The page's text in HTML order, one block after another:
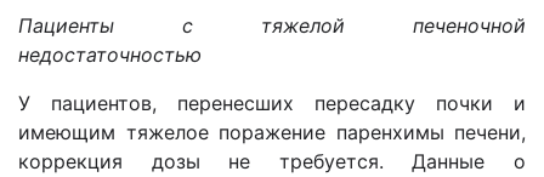
Пациенты с тяжелой печеночной
недостаточностью
У пациентов, перенесших пересадку почки и
имеющим тяжелое поражение паренхимы печени,
коррекция дозы не требуется. Данные о